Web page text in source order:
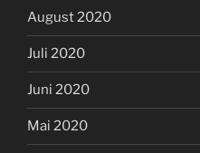
August 2020
Juli 2020
Juni 2020
Mai 2020